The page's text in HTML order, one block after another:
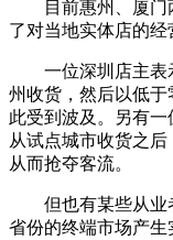
目前惠州、厦
了对当地实体店的经
一位深圳店主
州收货，然后以低于
此受到波及。另有
从试点城市收货之后
从而抢夺客流。
但也有某些从
省份的终端市场产